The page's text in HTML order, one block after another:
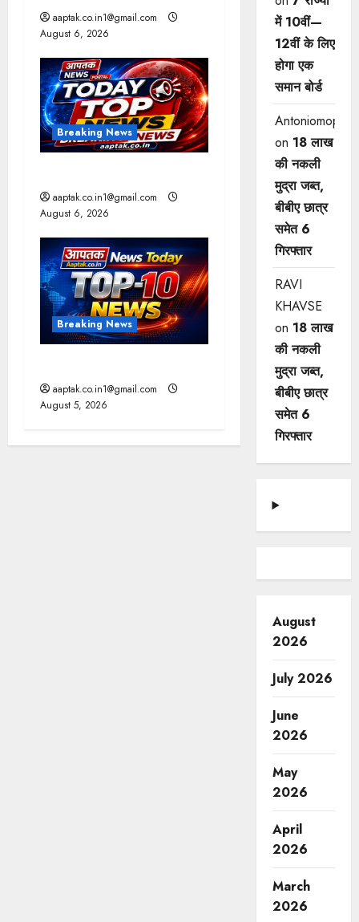
i
o
n
aaptak.co.in1@gmail.com
August 6, 2026
Breaking News
aaptak.co.in1@gmail.com
August 6, 2026
Breaking News
aaptak.co.in1@gmail.com
August 5, 2026
में 10वीं—
12वीं ​के लिए
होगा एक
समान बोर्ड
Antoniomop
on 18 लाख
की नकली
मुद्रा जब्त,
बीबीए छात्र
समेत 6
गिरफ्तार
RAVI
KHAVSE
on 18 लाख
की नकली
मुद्रा जब्त,
बीबीए छात्र
समेत 6
गिरफ्तार
August
2026
July 2026
June
2026
May
2026
April
2026
March
2026